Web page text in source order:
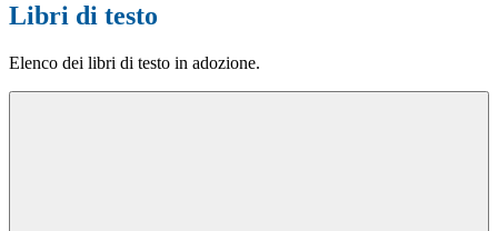
Libri di testo
Elenco dei libri di testo in adozione.